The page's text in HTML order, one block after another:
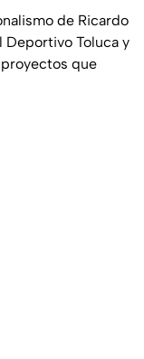
de Ricardo
Toluca y
que